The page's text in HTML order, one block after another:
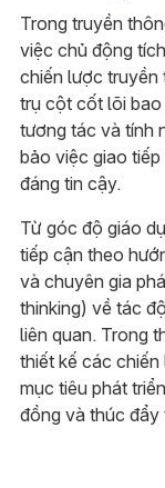
Trong truyền
việc chủ động
chiến lược truyền
trụ cột cốt lõi
tương tác và tính
bảo việc giao
đáng tin cậy.
Từ góc độ giáo
tiếp cận theo
và chuyên gia
thinking) về tác
liên quan. Trong
thiết kế các
mục tiêu phát
đồng và thúc đẩy